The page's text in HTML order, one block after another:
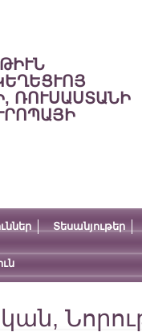
ՌՈՒՍԱՍՏԱՆԻ
Տեսանյութեր
,